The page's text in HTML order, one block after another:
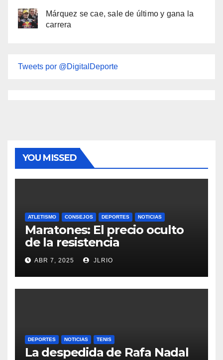
Márquez se cae, sale de último y gana la
carrera
Tweets por @DigitalDeporte
YOU MISSED
ATLETISMO CONSEJOS DEPORTES NOTICIAS
Maratones: El precio oculto
de la resistencia
ABR 7, 2025 JLRIO
DEPORTES NOTICIAS TENIS
La despedida de Rafa Nadal